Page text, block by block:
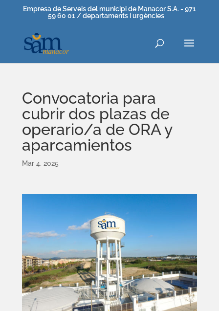
Empresa de Serveis del municipi de Manacor S.A. - 971
59 60 01 / departaments i urgències
Convocatoria para
cubrir dos plazas de
operario/a de ORA y
aparcamientos
Mar 4, 2025